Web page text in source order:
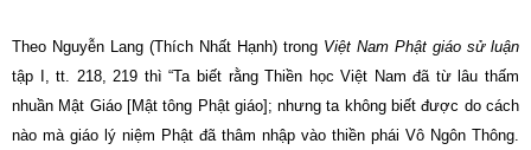
Theo Nguyễn Lang (Thích Nhất Hạnh) trong Việt Nam Phật giáo sử luận
tập I, tt. 218, 219 thì“Ta biết rằng Thiền học Việt Nam đã từ lâu thấm
nhuần Mật Giáo [Mật tông Phật giáo]; nhưng ta không biết được do cách
nào mà giáo lý niệm Phật đã thâm nhập vào thiền phái Vô Ngôn Thông.